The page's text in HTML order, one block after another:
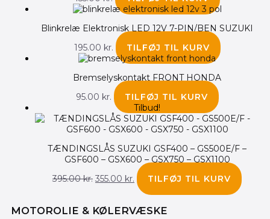
Blinkrelæ Elektronisk LED 12V 7-PIN/BEN SUZUKI
195.00 kr. TILFØJ TIL KURV
Bremselyskontakt FRONT HONDA
95.00 kr.
TILFØJ TIL KURV
Tilbud!
TÆNDINGSLÅS SUZUKI GSF400 – GS500E/F –
GSF600 – GSX600 – GSX750 – GSX1100
395.00kr. 355.00 kr. TILFØJ TIL KURV
MOTOROLIE & KØLERVÆSKE